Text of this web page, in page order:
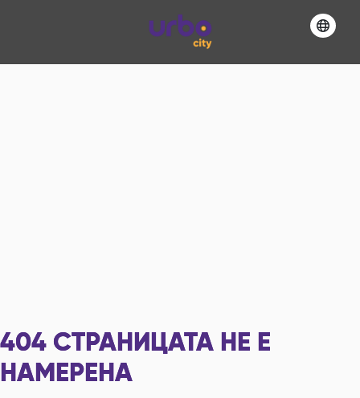
404 СТРАНИЦАТА НЕ Е
НАМЕРЕНА